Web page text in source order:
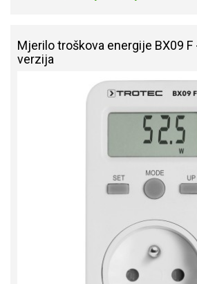
Mjerilo troškova energije BX09
verzija